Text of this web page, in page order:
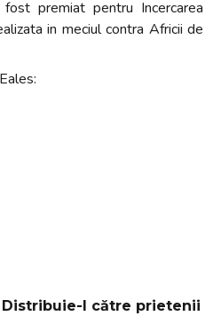
premiat pentru Incercarea
in meciul contra Africii de
l către prietenii